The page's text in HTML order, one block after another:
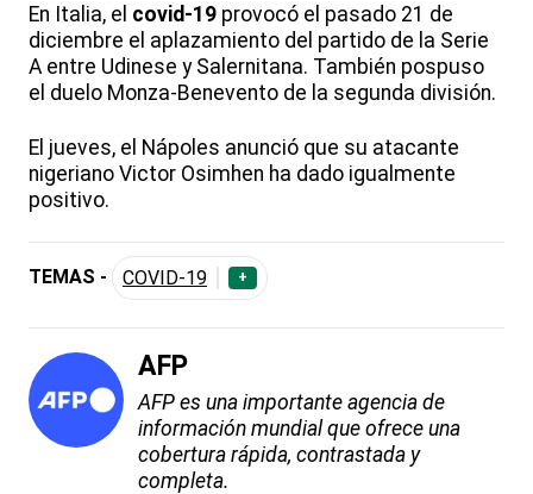
En Italia, el covid-19 provocó el pasado 21 de
diciembre el aplazamiento del partido de la Serie
A entre Udinese y Salernitana. También pospuso
el duelo Monza-Benevento de la segunda división.
El jueves, el Nápoles anunció que su atacante
nigeriano Victor Osimhen ha dado igualmente
positivo.
TEMAS - COVID-19 +
AFP
AFP es una importante agencia de
información mundial que ofrece una
cobertura rápida, contrastada y
completa.